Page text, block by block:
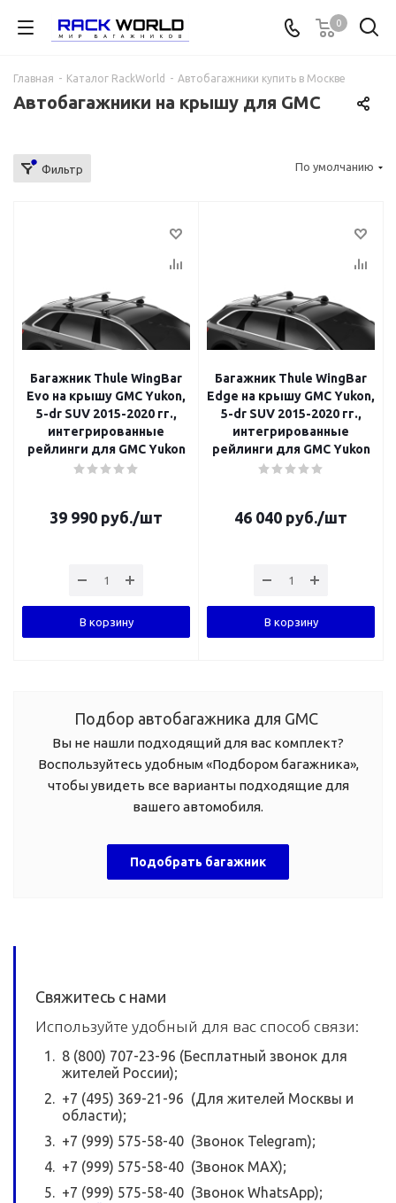
0
Главная - Каталог RackWorld - Автобагажники купить в Москве
Автобагажники на крышу для GMC
Фильтр По умолчанию
Багажник Thule WingBar
Evo на крышу GMC Yukon,
5-dr SUV 2015-2020 гг.,
интегрированные
рейлинги для GMC Yukon
39 990 руб./шт
В корзину
Багажник Thule WingBar
Edge на крышу GMC Yukon,
5-dr SUV 2015-2020 гг.,
интегрированные
рейлинги для GMC Yukon
46 040 руб./шт
В корзину
Подбор автобагажника для GMC
Вы не нашли подходящий для вас комплект?
Воспользуйтесь удобным «Подбором багажника»,
чтобы увидеть все варианты подходящие для
вашего автомобиля.
Подобрать багажник
Свяжитесь с нами
Используйте удобный для вас способ связи:
8 (800) 707-23-96 (Бесплатный звонок для
жителей России);
+7 (495) 369-21-96 (Для жителей Москвы и
области);
+7 (999) 575-58-40 (Звонок Telegram);
+7 (999) 575-58-40 (Звонок MAX);
+7 (999) 575-58-40 (Звонок WhatsApp);